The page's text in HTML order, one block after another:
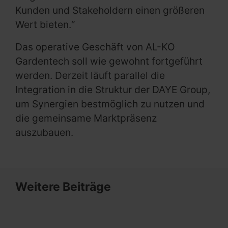
Kunden und Stakeholdern einen größeren
Wert bieten.“
Das operative Geschäft von AL-KO
Gardentech soll wie gewohnt fortgeführt
werden. Derzeit läuft parallel die
Integration in die Struktur der DAYE Group,
um Synergien bestmöglich zu nutzen und
die gemeinsame Marktpräsenz
auszubauen.
Weitere Beiträge